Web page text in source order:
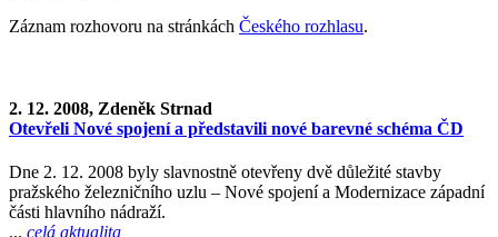
Záznam rozhovoru na stránkách Českého rozhlasu.
2. 12. 2008, Zdeněk Strnad
Otevřeli Nové spojení a představili nové barevné schéma ČD
Dne 2. 12. 2008 byly slavnostně otevřeny dvě důležité stavby
pražského železničního uzlu – Nové spojení a Modernizace západní
části hlavního nádraží.
... celá aktualita